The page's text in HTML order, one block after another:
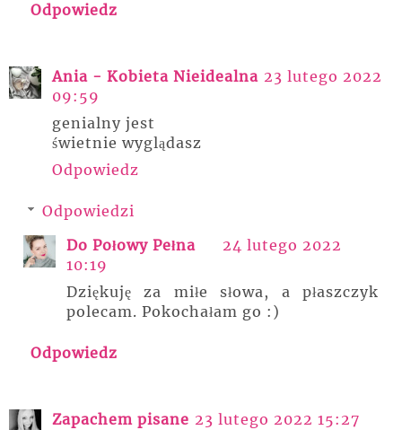
Odpowiedz
Ania - Kobieta Nieidealna 23 lutego 2022
09:59
genialny jest
świetnie wyglądasz
Odpowiedz
Odpowiedzi
Do Połowy Pełna
24 lutego 2022
10:19
Dziękuję za miłe słowa, a płaszczyk
polecam. Pokochałam go :)
Odpowiedz
Zapachem pisane 23 lutego 2022 15:27